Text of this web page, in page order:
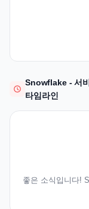
Snowflake - 서
타임라인
좋은 소식입니다!